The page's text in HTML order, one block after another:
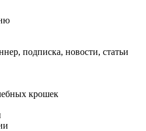
подписка, новости, статьи
крошек